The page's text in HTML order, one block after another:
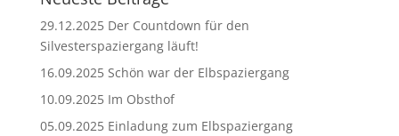
29.12.2025 Der Countdown für den
Silvesterspaziergang läuft!
16.09.2025 Schön war der Elbspaziergang
10.09.2025 Im Obsthof
05.09.2025 Einladung zum Elbspaziergang